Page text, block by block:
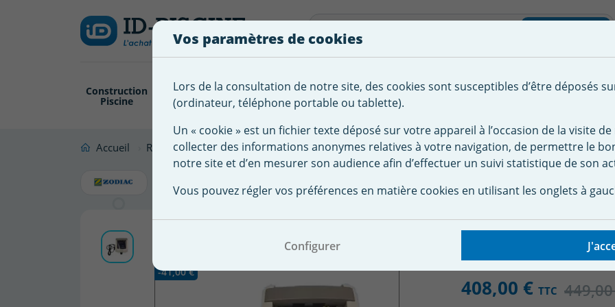
Construction
Piscine
Revêtement
Piscine
Pompe
Filtration
Traitement de
l'eau
Robot
Piscine
Chauffage & Couverture Autour de la
Accueil Robot Piscine Accessoire robot piscine Accessoire robot Zodiac Baracuda Boitier de
Boitier de commande robots
-41,00 €
408,00 € TTC
Vos paramètres de cookies
Lors de la consultation de notre site, des cookies sont susceptibles d’être déposés
(ordinateur, téléphone portable ou tablette).
Un « cookie » est un fichier texte déposé sur votre appareil à l’occasion de la visite
collecter des informations anonymes relatives à votre navigation, de permettre le
notre site et d’en mesurer son audience afin d’effectuer un suivi statistique de son
Vous pouvez régler vos préférences en matière cookies en utilisant les onglets à
Configurer